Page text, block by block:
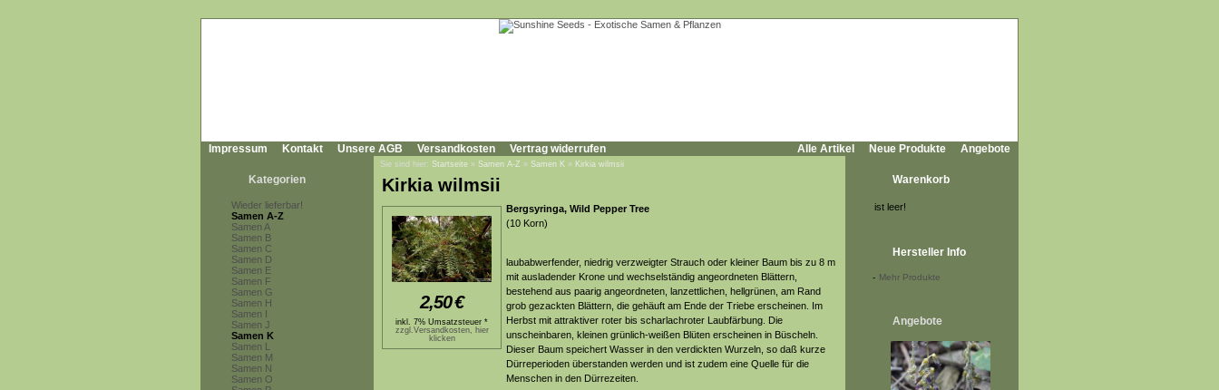
Impressum Kontakt Unsere AGB Versandkosten Vertrag widerrufen Alle Artikel Neue Produkte Angebote
Kategorien
Wieder lieferbar!
Samen A-Z
Samen A
Samen B
Samen C
Samen D
Samen E
Samen F
Samen G
Samen H
Samen I
Samen J
Samen K
Samen L
Samen M
Samen N
Samen O
Sie sind hier: Startseite » Samen A-Z » Samen K » Kirkia wilmsii
Kirkia wilmsii
2,50€
inkl. 7% Umsatzsteuer *
zzgl.Versandkosten, hier
klicken
Bergsyringa, Wild Pepper Tree
(10 Korn)
laubabwerfender, niedrig verzweigter Strauch oder kleiner Baum bis zu 8 m
mit ausladender Krone und wechselständig angeordneten Blättern,
bestehend aus paarig angeordneten, lanzettlichen, hellgrünen, am Rand
grob gezackten Blättern, die gehäuft am Ende der Triebe erscheinen. Im
Herbst mit attraktiver roter bis scharlachroter Laubfärbung. Die
unscheinbaren, kleinen grünlich-weißen Blüten erscheinen in Büscheln.
Dieser Baum speichert Wasser in den verdickten Wurzeln, so daß kurze
Dürreperioden überstanden werden und ist zudem eine Quelle für die
Menschen in den Dürrezeiten.
Warenkorb
ist leer!
Hersteller Info
- Mehr Produkte
Angebote